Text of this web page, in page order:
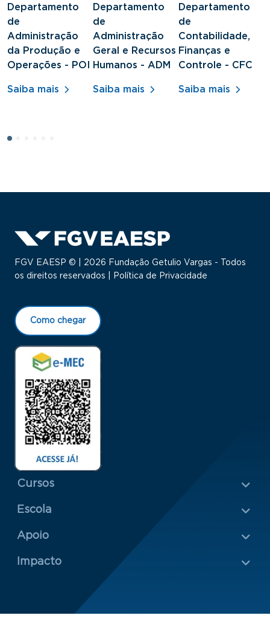
Departamento
de
Administração
da Produção e
Operações - POI
Saiba mais
Departamento
de
Administração
Geral e Recursos
Humanos - ADM
Saiba mais
Departamento
de
Contabilidade,
Finanças e
Controle - CFC
Saiba mais
FGV EAESP © | 2026 Fundação Getulio Vargas - Todos
os direitos reservados |
Política de Privacidade
Como chegar
Menu Rodapé 1
Cursos
Escola
Rodapé 2
Apoio
Impacto